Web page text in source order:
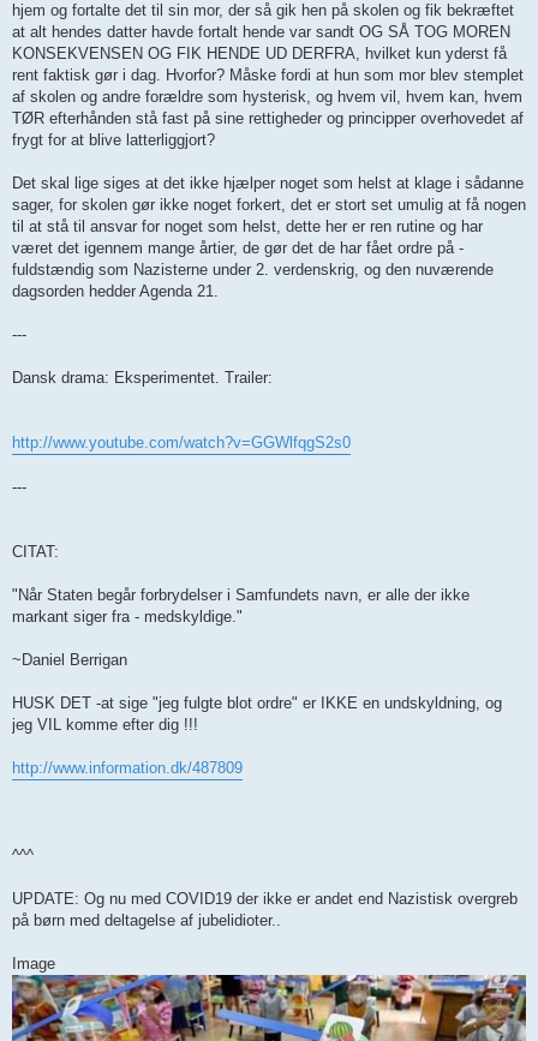
hjem og fortalte det til sin mor, der så gik hen på skolen og fik bekræftet
at alt hendes datter havde fortalt hende var sandt OG SÅ TOG MOREN
KONSEKVENSEN OG FIK HENDE UD DERFRA, hvilket kun yderst få
rent faktisk gør i dag. Hvorfor? Måske fordi at hun som mor blev stemplet
af skolen og andre forældre som hysterisk, og hvem vil, hvem kan, hvem
TØR efterhånden stå fast på sine rettigheder og principper overhovedet af
frygt for at blive latterliggjort?
Det skal lige siges at det ikke hjælper noget som helst at klage i sådanne
sager, for skolen gør ikke noget forkert, det er stort set umulig at få nogen
til at stå til ansvar for noget som helst, dette her er ren rutine og har
været det igennem mange årtier, de gør det de har fået ordre på -
fuldstændig som Nazisterne under 2. verdenskrig, og den nuværende
dagsorden hedder Agenda 21.
---
Dansk drama: Eksperimentet. Trailer:
http://www.youtube.com/watch?v=GGWlfqgS2s0
---
CITAT:
"Når Staten begår forbrydelser i Samfundets navn, er alle der ikke
markant siger fra - medskyldige."
~Daniel Berrigan
HUSK DET -at sige "jeg fulgte blot ordre" er IKKE en undskyldning, og
jeg VIL komme efter dig !!!
http://www.information.dk/487809
^^^
UPDATE: Og nu med COVID19 der ikke er andet end Nazistisk overgreb
på børn med deltagelse af jubelidioter..
Image